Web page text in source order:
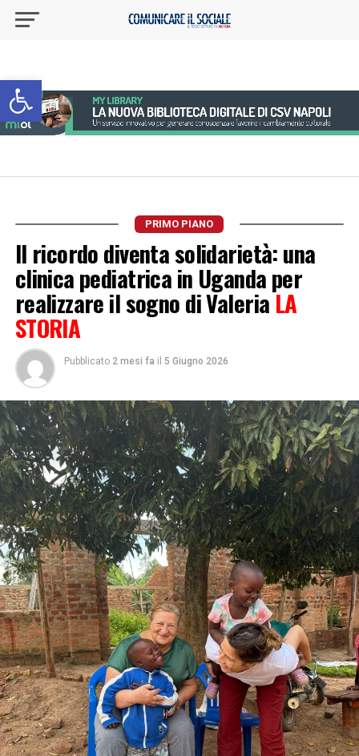
Apri la barra degli strumenti
PRIMO PIANO
Il ricordo diventa solidarietà: una
clinica pediatrica in Uganda per
realizzare il sogno di ValeriaLA
STORIA
Pubblicato 2 mesi fa il 5 Giugno 2026